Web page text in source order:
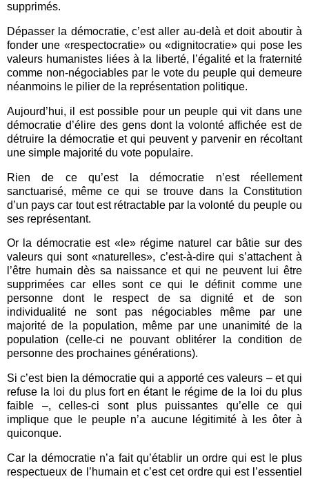
supprimés.
Dépasser la démocratie, c’est aller au-delà et doit aboutir à
fonder une «respectocratie» ou «dignitocratie» qui pose les
valeurs humanistes liées à la liberté, l’égalité et la fraternité
comme non-négociables par le vote du peuple qui demeure
néanmoins le pilier de la représentation politique.
Aujourd’hui, il est possible pour un peuple qui vit dans une
démocratie d’élire des gens dont la volonté affichée est de
détruire la démocratie et qui peuvent y parvenir en récoltant
une simple majorité du vote populaire.
Rien de ce qu’est la démocratie n’est réellement
sanctuarisé, même ce qui se trouve dans la Constitution
d’un pays car tout est rétractable par la volonté du peuple ou
ses représentant.
Or la démocratie est «le» régime naturel car bâtie sur des
valeurs qui sont «naturelles», c’est-à-dire qui s’attachent à
l’être humain dès sa naissance et qui ne peuvent lui être
supprimées car elles sont ce qui le définit comme une
personne dont le respect de sa dignité et de son
individualité ne sont pas négociables même par une
majorité de la population, même par une unanimité de la
population (celle-ci ne pouvant oblitérer la condition de
personne des prochaines générations).
Si c’est bien la démocratie qui a apporté ces valeurs – et qui
refuse la loi du plus fort en étant le régime de la loi du plus
faible –, celles-ci sont plus puissantes qu’elle ce qui
implique que le peuple n’a aucune légitimité à les ôter à
quiconque.
Car la démocratie n’a fait qu’établir un ordre qui est le plus
respectueux de l’humain et c’est cet ordre qui est l’essentiel